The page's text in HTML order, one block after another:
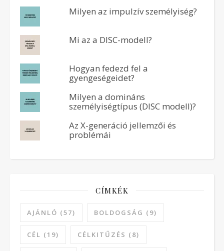
Milyen az impulzív személyiség?
Mi az a DISC-modell?
Hogyan fedezd fel a
gyengeségeidet?
Milyen a domináns
személyiségtípus (DISC modell)?
Az X-generáció jellemzői és
problémái
CÍMKÉK
AJÁNLÓ (57) BOLDOGSÁG (9)
CÉL (19) CÉLKITŰZÉS (8)